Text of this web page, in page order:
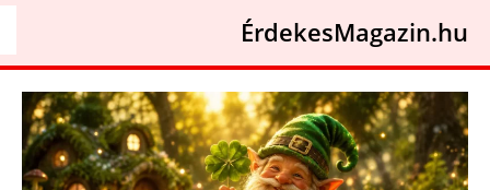
ÉrdekesMagazin.hu